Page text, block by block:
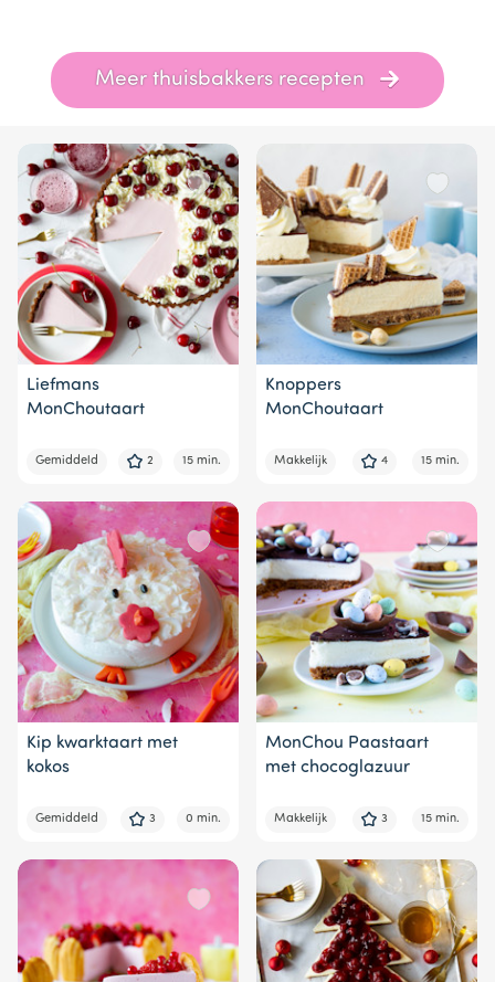
Meer thuisbakkers recepten
Liefmans
MonChoutaart
Gemiddeld 2 15 min.
Knoppers
MonChoutaart
Makkelijk 4 15 min.
Kip kwarktaart met
kokos
Gemiddeld 3 0 min.
MonChou Paastaart
met chocoglazuur
Makkelijk 3 15 min.